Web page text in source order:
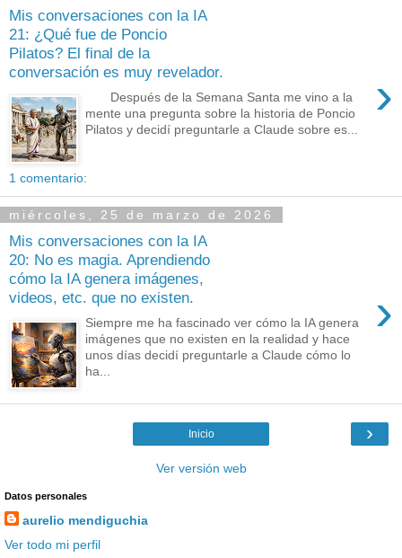
Mis conversaciones con la IA
21: ¿Qué fue de Poncio
Pilatos? El final de la
conversación es muy revelador.
›
Después de la Semana Santa me vino a la
mente una pregunta sobre la historia de Poncio
Pilatos y decidí preguntarle a Claude sobre es...
1 comentario:
miércoles, 25 de marzo de 2026
Mis conversaciones con la IA
20: No es magia. Aprendiendo
cómo la IA genera imágenes,
videos, etc. que no existen.
›
Siempre me ha fascinado ver cómo la IA genera
imágenes que no existen en la realidad y hace
unos días decidí preguntarle a Claude cómo lo
ha...
›
Inicio
Ver versión web
Datos personales
aurelio mendiguchia
Ver todo mi perfil